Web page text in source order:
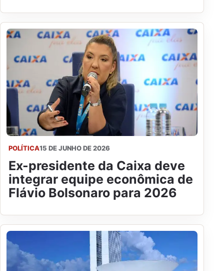
POLÍTICA15 DE JUNHO DE 2026
Ex-presidente da Caixa deve
integrar equipe econômica de
Flávio Bolsonaro para 2026